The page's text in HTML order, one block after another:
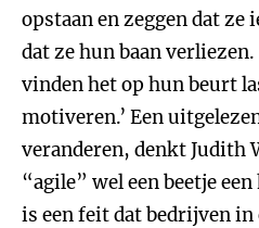
opstaan en zeggen dat
dat ze hun baan
vinden het op hun beurt
motiveren.’ Een
veranderen, denkt Judith
“agile” wel een beetje
is een feit dat bedrijven in